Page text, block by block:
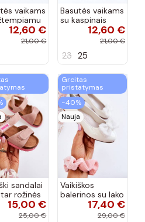
vaikams
spalvos
12,60 €
21,00 €
Basutės vaikams
su kaspinais
aukso spalvos
12,60 €
21,00 €
23 25
sandalai
rožinės
15,00 €
25,00 €
Greitas
pristatymas
−40%
Nauja
Vaikiškos
balerinos su lako
efektu ir
kaspinais baltos
17,40 €
29,00 €